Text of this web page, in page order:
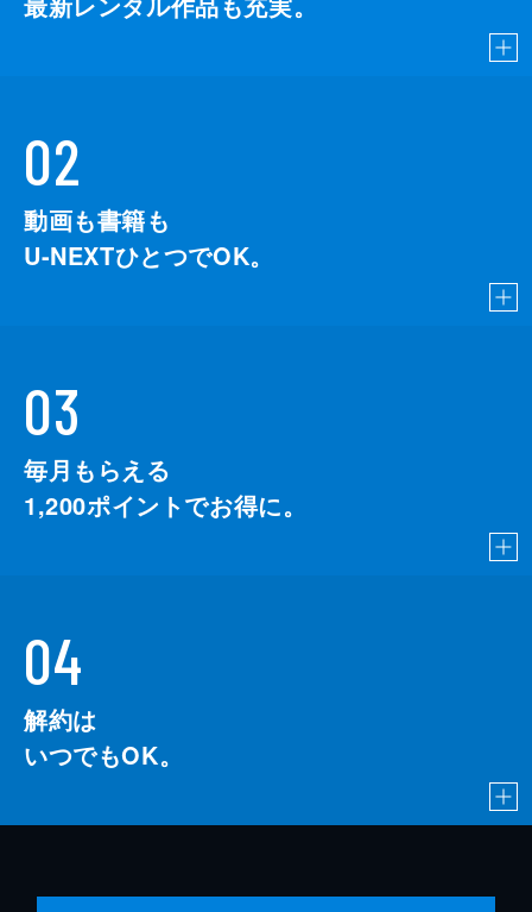
02
動画も書籍も
U-NEXTひとつでOK。
03
毎月もらえる
1,200ポイントでお得に。
04
解約は
いつでもOK。